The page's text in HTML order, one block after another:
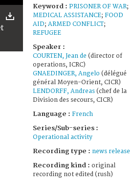
Keyword : PRISONER OF WAR;
MEDICAL ASSISTANCE; FOOD
AID; ARMED CONFLICT;
REFUGEE
Speaker :
COURTEN, Jean de (director of
operations, ICRC)
GNAEDINGER, Angelo (délégué
général Moyen-Orient, CICR)
LENDORFF, Andreas (chef de la
Division des secours, CICR)
Language : French
Series/Sub-series :
Operational activity
Recording type : news release
Recording kind : original
recording not edited (rush)